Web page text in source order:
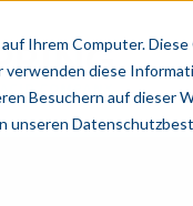
Ihrem Computer.
diese
Besuchern auf dieser
unseren